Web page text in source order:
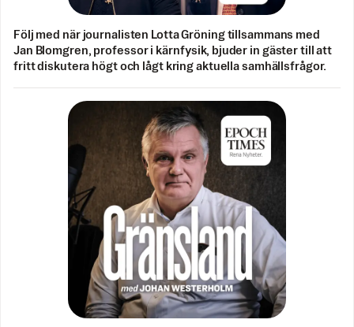
Följ med när journalisten Lotta Gröning tillsammans med
Jan Blomgren, professor i kärnfysik, bjuder in gäster till att
fritt diskutera högt och lågt kring aktuella samhällsfrågor.